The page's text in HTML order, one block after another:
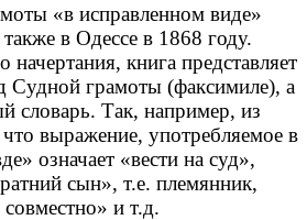
«в исправленном виде»
в Одессе в 1868 году.
книга представляет
Судной грамоты (факсимиле), а
словарь. Так, например, из
выражение, употребляемое в
означает «вести на суд»,
сын», т.е. племянник,
и т.д.